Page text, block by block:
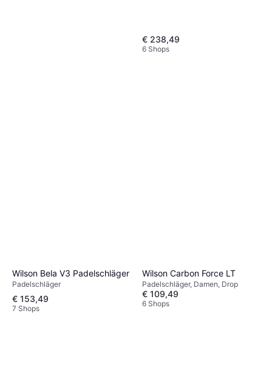
€ 238,49
6 Shops
Wilson Bela V3 Padelschläger
Padelschläger
€ 153,49
7 Shops
Wilson Carbon Force LT
Padelschläger, Damen, Drop
€ 109,49
6 Shops